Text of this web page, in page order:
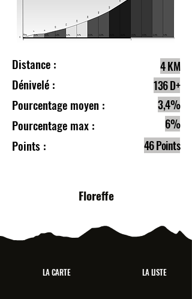
Distance :
Dénivelé :
Pourcentage moyen :
Pourcentage max :
Points :
4 KM
136 D+
3,4%
6%
46 Points
Floreffe
LA CARTE LA LISTE